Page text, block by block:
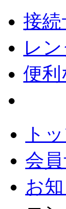
接続
レ
便
ト
会
お